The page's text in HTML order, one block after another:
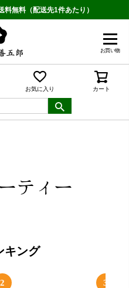
無料（配送先1件あたり）
お買い物
お気に入り カート
ティー
キング
2 3